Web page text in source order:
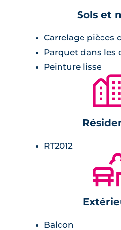
meuble vasque
lumineuses,
radiateur sèche-
rangements avec
Une résidence
Érigée en R+1+combles,
Sols et
Carrelage pièces
Parquet dans les
Peinture lisse
🏙
RT2012
Balcon